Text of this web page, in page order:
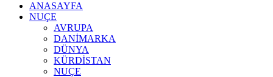
ANASAYFA
NUÇE
AVRUPA
DANİMARKA
DÜNYA
KÜRDİSTAN
NUÇE